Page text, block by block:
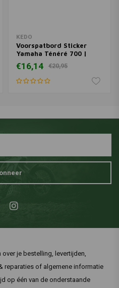
KEDO
Voorspatbord Sticker
Yamaha Ténéré 700 |
Blauw Zwart
€16,14 €20,95
over je bestelling, levertijden,
reparaties of algemene informatie
op één van de onderstaande